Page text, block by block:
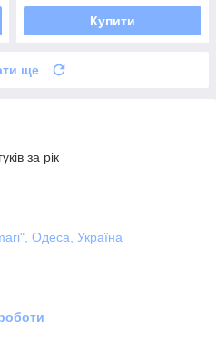
Купити
ще
за рік
Одеса, Україна